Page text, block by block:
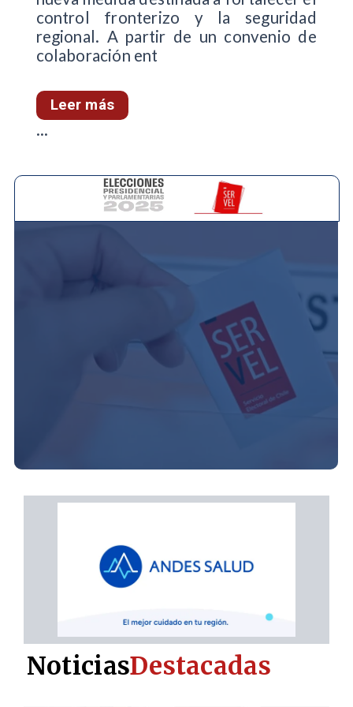
control fronterizo y la seguridad
regional. A partir de un convenio de
colaboración ent
Leer más
...
NoticiasDestacadas